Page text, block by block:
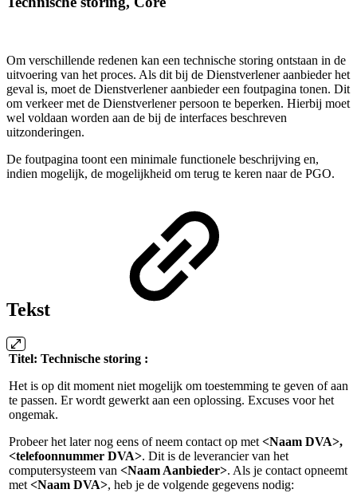
Om verschillende redenen kan een technische storing ontstaan in de
uitvoering van het proces. Als dit bij de Dienstverlener aanbieder het
geval is, moet de Dienstverlener aanbieder een foutpagina tonen. Dit
om verkeer met de Dienstverlener persoon te beperken. Hierbij moet
wel voldaan worden aan de bij de interfaces beschreven
uitzonderingen.
De foutpagina toont een minimale functionele beschrijving en,
indien mogelijk, de mogelijkheid om terug te keren naar de PGO.
Tekst
Titel: Technische storing :
Het is op dit moment niet mogelijk om toestemming te geven of aan
te passen. Er wordt gewerkt aan een oplossing. Excuses voor het
ongemak.
Probeer het later nog eens of neem contact op met <Naam DVA>,
<telefoonnummer DVA>. Dit is de leverancier van het
computersysteem van <Naam Aanbieder>. Als je contact opneemt
met <Naam DVA>, heb je de volgende gegevens nodig: